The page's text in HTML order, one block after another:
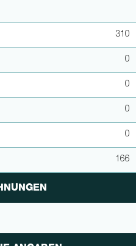
310
0
0
0
0
166